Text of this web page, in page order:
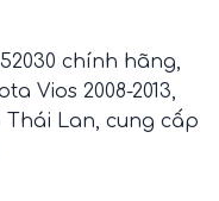
chính hãng,
Vios 2008-2013,
Thái Lan, cung cấp